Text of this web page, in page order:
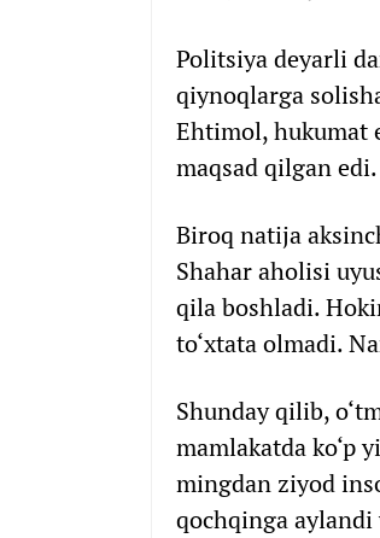
Politsiya deyarli
qiynoqlarga
Ehtimol, hukumat
maqsad qilgan edi.
Biroq natija
Shahar aholisi
qila boshladi.
to‘xtata olmadi.
Shunday qilib,
mamlakatda ko‘p
mingdan ziyod
qochqinga